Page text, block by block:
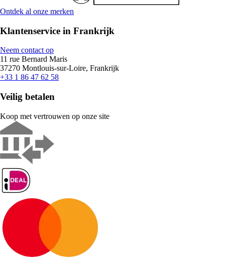
Ontdek al onze merken
Klantenservice in Frankrijk
Neem contact op
11 rue Bernard Maris
37270 Montlouis-sur-Loire, Frankrijk
+33 1 86 47 62 58
Veilig betalen
Koop met vertrouwen op onze site